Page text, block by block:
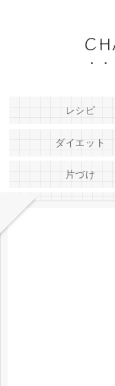
レシピ
ダイエット
片づけ